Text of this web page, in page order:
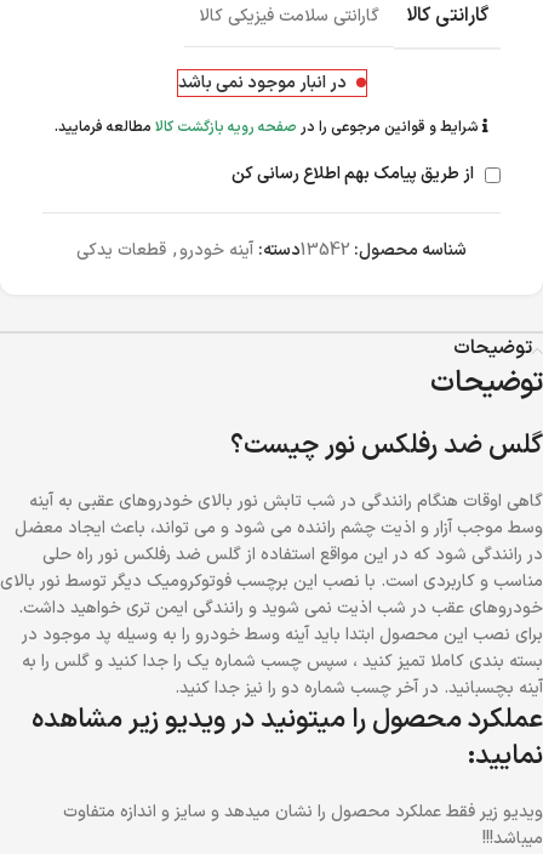
گارانتی کالا گارانتی سلامت فیزیکی کالا
در انبار موجود نمی باشد
شرایط و قوانین مرجوعی را در صفحه رویه بازگشت کالا مطالعه فرمایید.
از طریق پیامک بهم اطلاع رسانی کن
شناسه محصول: 13542دسته: آینه خودرو, قطعات یدکی
توضیحات
توضیحات
گلس ضد رفلکس نور چیست؟
گاهی اوقات هنگام رانندگی در شب تابش نور بالای خودروهای عقبی به آینه
وسط موجب آزار و اذیت چشم راننده می شود و می تواند، باعث ایجاد معضل
در رانندگی شود که در این مواقع استفاده از گلس ضد رفلکس نور راه حلی
مناسب و کاربردی است. با نصب این برچسب فوتوکرومیک دیگر توسط نور بالای
خودروهای عقب در شب اذیت نمی شوید و رانندگی ایمن تری خواهید داشت.
برای نصب این محصول ابتدا باید آینه وسط خودرو را به وسیله پد موجود در
بسته بندی کاملا تمیز کنید ، سپس چسب شماره یک را جدا کنید و گلس را به
آینه بچسبانید. در آخر چسب شماره دو را نیز جدا کنید.
عملکرد محصول را میتونید در ویدیو زیر مشاهده
نمایید:
ویدیو زیر فقط عملکرد محصول را نشان میدهد و سایز و اندازه متفاوت
میباشد!!!